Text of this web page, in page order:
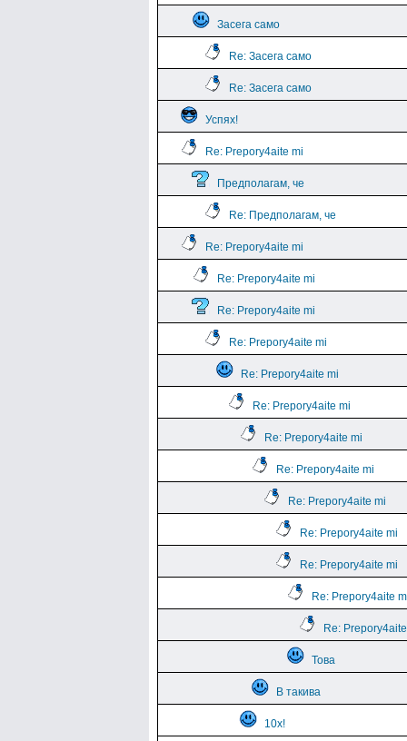
Засега само
Re: Засега само
Re: Засега само
Успях!
Re: Prepory4aite mi
Предполагам, че
Re: Предполагам, че
Re: Prepory4aite mi
Re: Prepory4aite mi
Re: Prepory4aite mi
Re: Prepory4aite mi
Re: Prepory4aite mi
Re: Prepory4aite mi
Re: Prepory4aite mi
Re: Prepory4aite mi
Re: Prepory4aite mi
Re: Prepory4aite mi
Re: Prepory4aite mi
Re: Prepory4aite
Re:
Това
В такива
10х!